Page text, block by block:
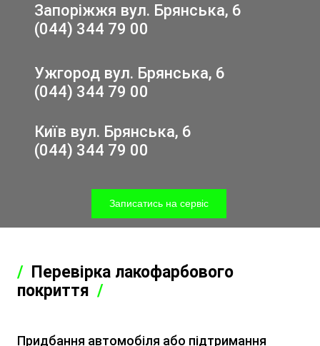
Запоріжжя вул. Брянська, 6
(044) 344 79 00
Ужгород вул. Брянська, 6
(044) 344 79 00
Київ вул. Брянська, 6
(044) 344 79 00
Записатись на сервіс
Перевірка лакофарбового
покриття
Придбання автомобіля або підтримання